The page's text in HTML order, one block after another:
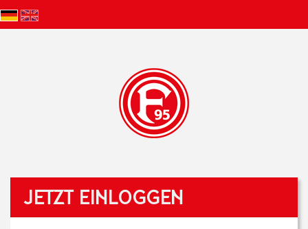
JETZT EINLOGGEN